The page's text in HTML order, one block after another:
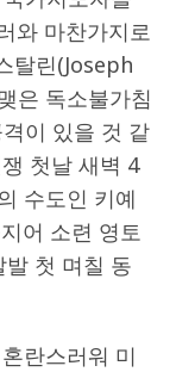
와 마찬가지로
탈린(Joseph
은 독소불가침
이 있을 것 같
첫날 새벽 4
수도인 키예
어 소련 영토
첫 며칠 동
란스러워 미